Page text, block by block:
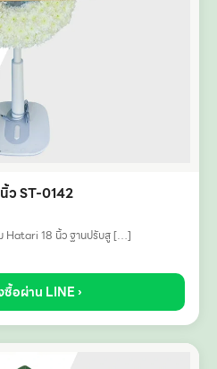
ว ST-0142
Hatari 18 นิ้ว ฐานปรับสู […]
ซื้อผ่าน LINE ›